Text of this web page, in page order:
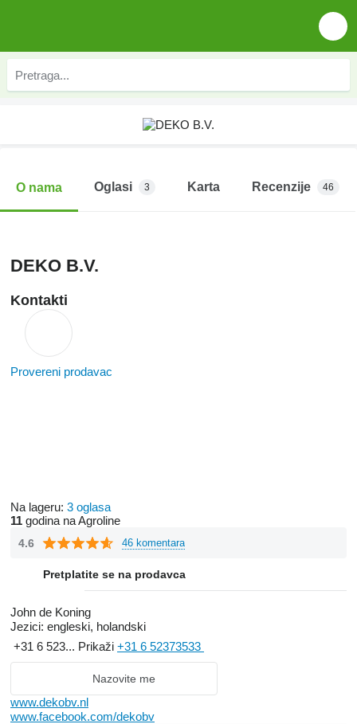
O nama Oglasi 3 Karta Recenzije 46
DEKO B.V.
Kontakti
Provereni prodavac
Na lageru: 3 oglasa
11 godina na Agroline
4.6 46 komentara
Pretplatite se na prodavca
John de Koning
Jezici: engleski, holandski
+31 6 523... Prikaži +31 6 52373533
Nazovite me
www.dekobv.nl
www.facebook.com/dekobv